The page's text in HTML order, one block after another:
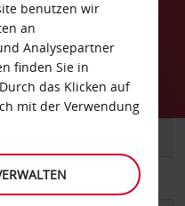
Picton
benutzen wir
an
Analysepartner
finden Sie in
das Klicken auf
mit der Verwendung